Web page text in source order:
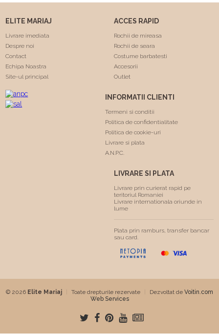
"Trash the dress" si a rezistat
multumesc echipa Elite
Mariaj faceti minuni .❤️❤️
ELITE MARIAJ
Livrare imediata
Despre noi
Contact
Echipa Noastra
Site-ul principal
ACCES RAPID
Rochii de mireasa
Rochii de seara
Costume barbatesti
Accesorii
Outlet
INFORMATII CLIENTI
Termeni si conditii
Politica de confidentialitate
Politica de cookie-uri
Livrare si plata
A.N.P.C.
LIVRARE SI PLATA
Livrare prin curierat rapid pe
teritoriul Romaniei
Livrare internationala oriunde in
lume
Plata prin ramburs, transfer bancar
sau card.
© 2026 Elite Mariaj Toate drepturile rezervate Dezvoltat de Voitin.com
Web Services